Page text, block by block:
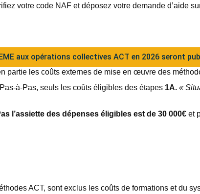
votre code NAF et déposez votre demande d’aide
aux opérations collectives ACT en 2026 seront
partie les coûts externes de mise en œuvre des
à-Pas, seuls les coûts éligibles des étapes 1A. «
l’assiette des dépenses éligibles est de 30 000€ et
ACT, sont exclus les coûts de formations et du